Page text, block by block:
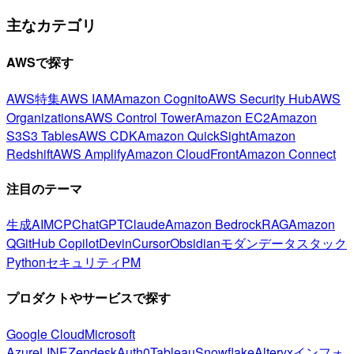
主なカテゴリ
AWSで探す
AWS特集AWS IAMAmazon CognitoAWS Security HubAWS
OrganizationsAWS Control TowerAmazon EC2Amazon
S3S3 TablesAWS CDKAmazon QuickSightAmazon
RedshiftAWS AmplifyAmazon CloudFrontAmazon Connect
注目のテーマ
生成AIMCPChatGPTClaudeAmazon BedrockRAGAmazon
QGitHub CopilotDevinCursorObsidianモダンデータスタック
PythonセキュリティPM
プロダクトやサービスで探す
Google CloudMicrosoft